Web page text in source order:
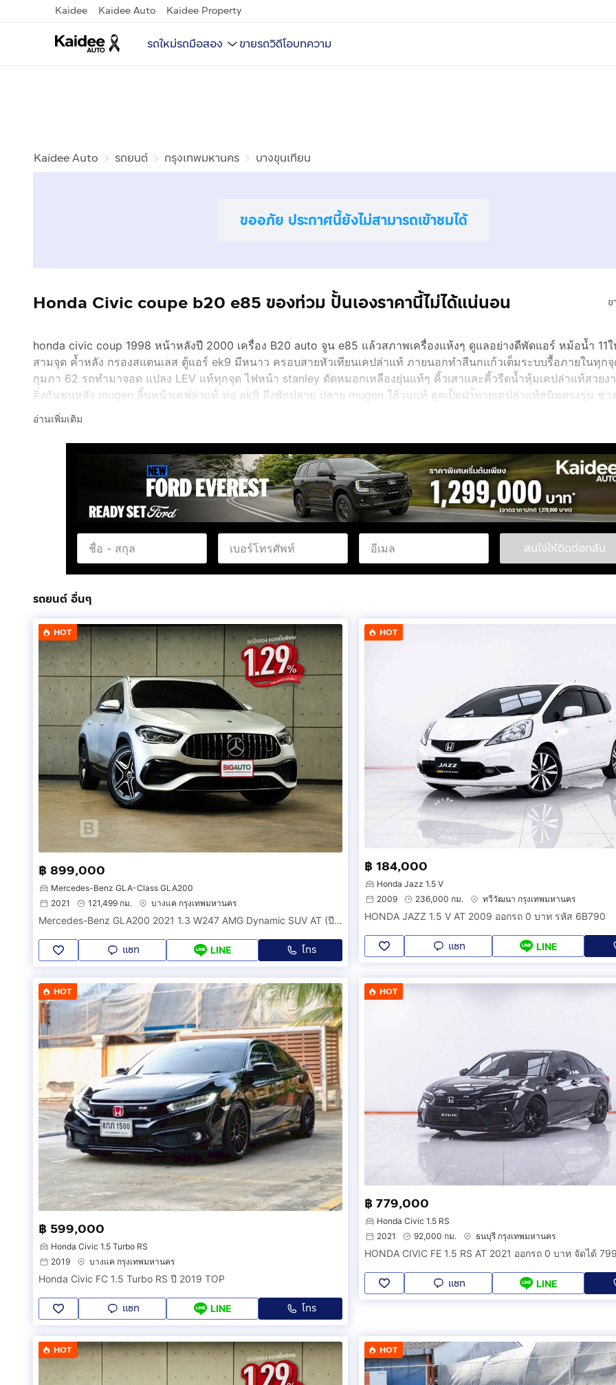
Kaidee Kaidee Auto Kaidee Property
รถใหม่รถมือสอง ขายรถวิดีโอบทความ
Kaidee Auto รถยนต์ กรุงเทพมหานคร บางขุนเทียน
ขออภัย ประกาศนี้ยังไม่สามารถเข้าชมได้
ข
Honda Civic coupe b20 e85 ของท่วม ปั้นเองราคานี้ไม่ได้แน่นอน
honda civic coup 1998 หน้าหลังปี 2000 เครื่อง B20 auto จูน e85 แล้วสภาพเครื่องแห้งๆ ดูแลอย่างดีพัดแอร์ หม้อน้ำ 11
สามจุด ค้ำหลัง กรองสแตนเลส ตู้แอร์ ek9 มีหนาว ครอบสายหัวเทียนเคปล่าแท้ ภายนอกทำสีนกแก้วเต็มระบบรื้อภายในทุกจุ
กุมภา 62 รถทำมาจอด แปลง LEV แท้ทุกจุด ไฟหน้า stanley ตัดหมอกเหลืองยุ่นแท้ๆ คิ้วเสาและคิ้วรีดน้ำหุ้มเคปล่าแท้สวย
ติ่งกันชนหลัง mugen ลิ้นหน้าเคฟล่าแท้ ท่อ ek9 ถึงพักปลาย ปลาย mugen ใส้วนแท้ ตูดเป็ดฝา้ทายเคปล่าแท้สนิทตรงรุ่น ช่ว
gab ss เบิกใหม่ OAK CLUB Thailand ล้อ p1 15/35/7ยาง HERO R111195/55/15 เบิกมีนา 62 ใช้ยาวๆ เบรคหน้า dc2R
momo แท้ ไมล์ ออเทรียร์ พื้นกรอบลายเคปล่า เครื่องเสียงดีลำโพงนอกอย่างดีไม่ใช่กระดาษทุกตัว แป้นเบรคคันเร่ง
นอก เล็กๆน้อยสอบถามเพิ่มเติมได้ เน้นขับสบายแรงเหลือๆต้องคันนี้ เจ้าของขายเอง ต่อหนักผ่านก่อนนะคับ ทำเองมีเกินราค
ทุกอย่างแจ้งลงเล่มหมดแล้วพร้อมโอนได้ทุกขนส่งทั่วไทย ดูรถพระรามสองหรือมหาชัย
อ่านเพิ่มเติม
สนใจให้ติดต่อกลับ
รถยนต์ อื่นๆ
HOT
฿ 899,000
Mercedes-Benz GLA-Class GLA200
2021
121,499 กม. บางแค กรุงเทพมหานคร
Mercedes-Benz GLA200 2021 1.3 W247 AMG Dynamic SUV AT (ปี 20-27) B31
แชท LINE โทร
HOT
฿ 184,000
Honda Jazz 1.5 V
2009
236,000 กม. ทวีวัฒนา กรุงเทพมหานคร
HONDA JAZZ 1.5 V AT 2009 ออกรถ 0 บาท รหัส 6B790
แชท LINE
HOT
฿ 599,000
Honda Civic 1.5 Turbo RS
2019
บางแค กรุงเทพมหานคร
Honda Civic FC 1.5 Turbo RS ปี 2019 TOP
แชท LINE โทร
HOT
฿ 779,000
Honda Civic 1.5 RS
2021
92,000 กม. ธนบุรี กรุงเทพมหานคร
แชท LINE
HOT HOT